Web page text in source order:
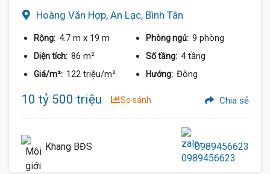
Hoàng Văn Hợp, An Lạc, Bình Tân
Rộng: 4.7 m x 19 m Phòng ngủ: 9 phòng
Diện tích: 86 m² Số tầng: 4 tầng
Giá/m²: 122 triệu/m² Hướng: Đông
10 tỷ 500 triệu So sánh Chia sẻ
Khang BĐS 0989456623